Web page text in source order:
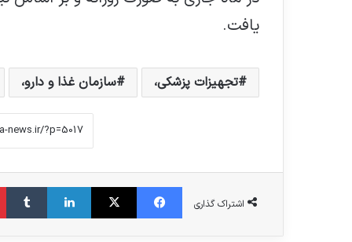
یافت.
تجهیزات پزشکی، سازمان غذا و دارو،
اشتراک گذاری
فیس بوک X لینکدین ‫تامبلر